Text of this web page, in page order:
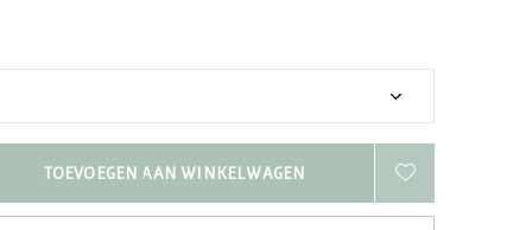
TOEVOEGEN AAN WINKELWAGEN